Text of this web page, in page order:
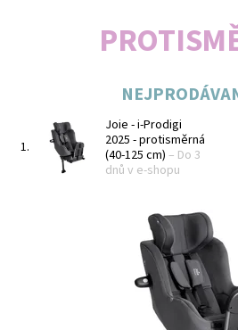
1.
Joie - i-Prodigi
2025 - protisměrná
(40-125 cm) – Do 3
dnů v e-shopu
Do 3 dnů v